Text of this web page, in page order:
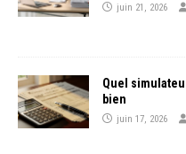
juin 21, 2026
Quel
bien
juin 17, 2026